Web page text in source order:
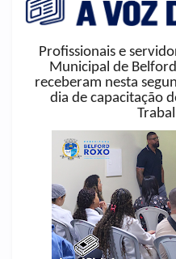
Profissionais e
Municipal de
receberam nesta
dia de capacitação